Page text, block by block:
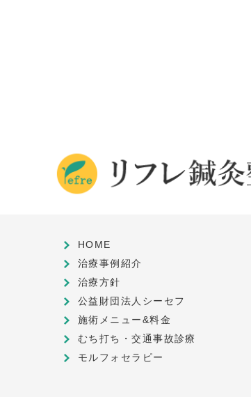
HOME
治療事例紹介
治療方針
公益財団法人シーセフ
施術メニュー&料金
むち打ち・交通事故診療
モルフォセラピー